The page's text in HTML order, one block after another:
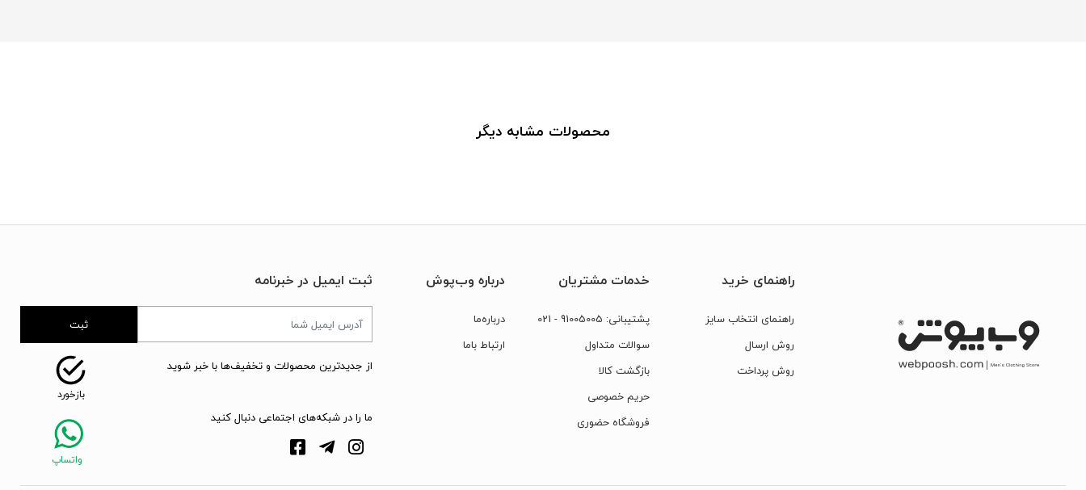
محصولات مشابه دیگر
راهنمای خرید
راهنمای انتخاب سایز
روش ارسال
روش پرداخت
خدمات مشتریان
پشتیبانی: 91005005
- 021
سوالات متداول
بازگشت کالا
حریم خصوصی
فروشگاه حضوری
درباره وب‌پوش
درباره‌ما
ارتباط‌ با‌ما
ثبت ایمیل در خبرنامه
ثبت
از جدیدترین محصولات و تخفیف‌ها با خبر شوید
ما را در شبکه‌های اجتماعی دنبال کنید